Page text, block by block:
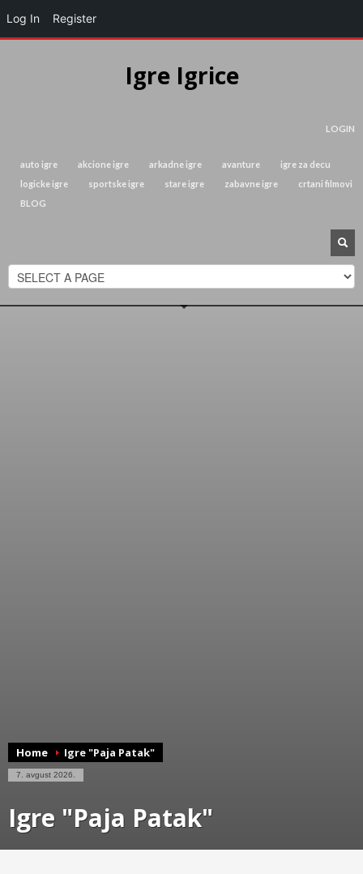
Igre Igrice
LOGIN
auto igre akcione igre arkadne igre avanture
igre za decu
logicke igre
sportske igre stare igre zabavne igre
crtani filmovi
BLOG
Home Igre "Paja Patak"
7. avgust 2026.
Igre "Paja Patak"
Log In Register